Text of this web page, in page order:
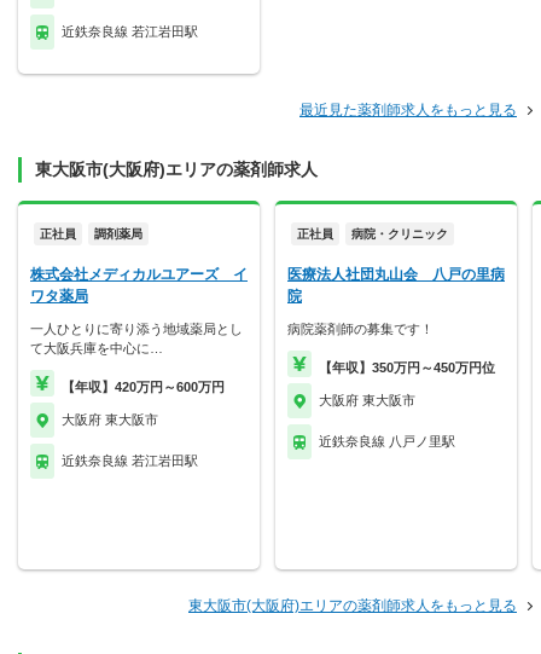
近鉄奈良線 若江岩田駅
最近見た薬剤師求人をもっと見る
東大阪市(大阪府)エリアの薬剤師求人
正社員 調剤薬局
株式会社メディカルユアーズ イ
ワタ薬局
一人ひとりに寄り添う地域薬局とし
て大阪兵庫を中心に…
【年収】420万円～600万円
大阪府 東大阪市
近鉄奈良線 若江岩田駅
正社員 病院・クリニック
医療法人社団丸山会 八戸の里病
院
病院薬剤師の募集です！
【年収】350万円～450万円位
大阪府 東大阪市
近鉄奈良線 八戸ノ里駅
東大阪市(大阪府)エリアの薬剤師求人をもっと見る